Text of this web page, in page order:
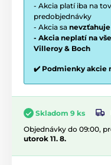
- Akcia platí iba na
predobjednávky
- Akcia sa
- Akcia neplatí na
Villeroy & Boch
✔️ Podmienky akcie
Skladom 9 ks
Objednávky do 09:00,
utorok 11. 8.